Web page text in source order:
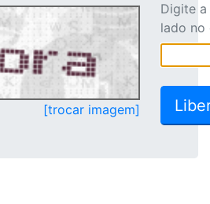
[trocar imagem]
Digite
lado no